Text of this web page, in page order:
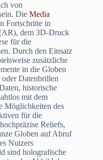
von
Die Media
Fortschritte in
dem 3D-Druck
für die
Durch den Einsatz
zusätzliche
in die Globen
Datenbrillen
historische
mit dem
Möglichkeiten des
für die
Reliefs,
Globen auf Abruf
Nutzers
sind holografische